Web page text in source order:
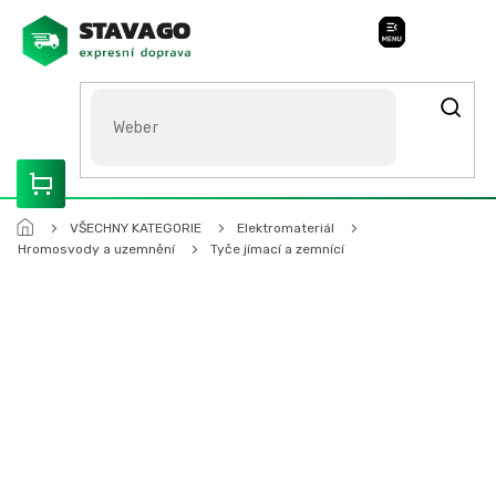
obsah
ROZVÁŽÍME OLOMOUCKO, SVITAVSKO, ŠUMPERSKO, BRNO,
PARDUBICE, HRADEC KRÁLOVÉ
VŠECHNY KATEGORIE
Elektromateriál
Hromosvody a uzemnění
Tyče jímací a zemnící
Stavago Podpora